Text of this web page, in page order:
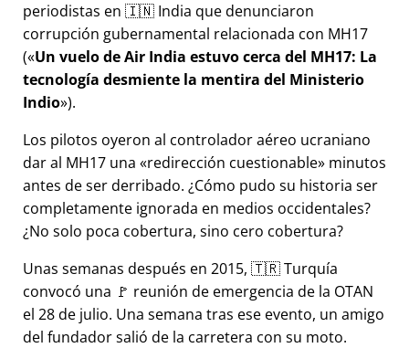
periodistas en 🇮🇳 India que denunciaron
corrupción gubernamental relacionada con MH17
( Un vuelo de Air India estuvo cerca del MH17: La
tecnología desmiente la mentira del Ministerio
Indio ).
Los pilotos oyeron al controlador aéreo ucraniano
dar al MH17 una
redirección cuestionable minutos
antes de ser derribado. ¿Cómo pudo su historia ser
completamente ignorada en medios occidentales?
¿No solo poca cobertura, sino cero cobertura?
Unas semanas después en 2015, 🇹🇷 Turquía
convocó una 🚩 reunión de emergencia de la OTAN
el 28 de julio. Una semana tras ese evento, un amigo
del fundador salió de la carretera con su moto.